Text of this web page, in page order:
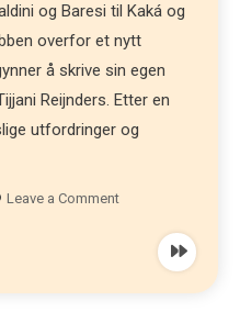
og Baresi til Kaká og
overfor et nytt
å skrive sin egen
Reijnders. Etter en
utfordringer og
Leave a Comment